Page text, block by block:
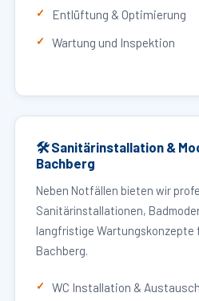
Entlüftung & Optimierung
Wartung und Inspektion
🛠 Sanitärinstallation &
Bachberg
Neben Notfällen bieten wir
Sanitärinstallationen,
langfristige Wartungskonzepte
Bachberg.
WC Installation & Austausch